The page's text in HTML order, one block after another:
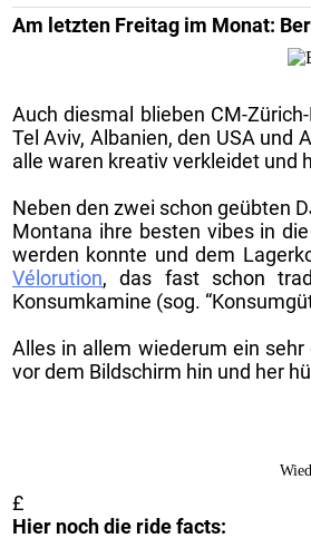
Am letzten Freitag im Monat:
Auch diesmal blieben CM-
Tel Aviv, Albanien, den USA und
alle waren kreativ verkleidet und
Neben den zwei schon geübten
Montana ihre besten vibes in
werden konnte und dem
Vélorution, das fast schon
Konsumkamine (sog.
Alles in allem wiederum ein
vor dem Bildschirm hin und her
£
Hier noch die ride facts: